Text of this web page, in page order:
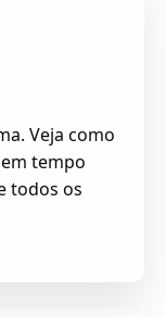
Veja como
tempo
todos os